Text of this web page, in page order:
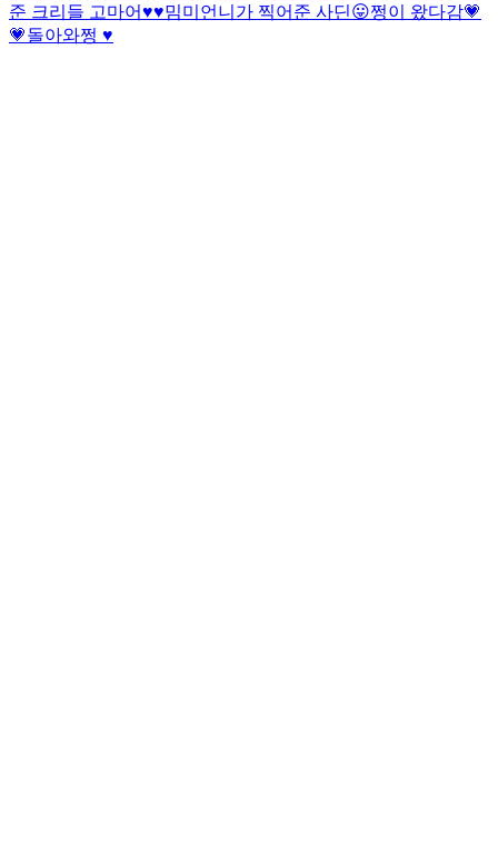
준 크리들 고마어♥♥밈미언니가 찍어준 사딘😛쩡이 왔다감💗
💗돌아와쩡 ♥